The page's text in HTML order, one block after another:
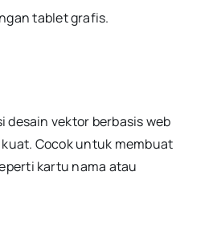
tablet grafis.
desain vektor berbasis web
Cocok untuk membuat
kartu nama atau